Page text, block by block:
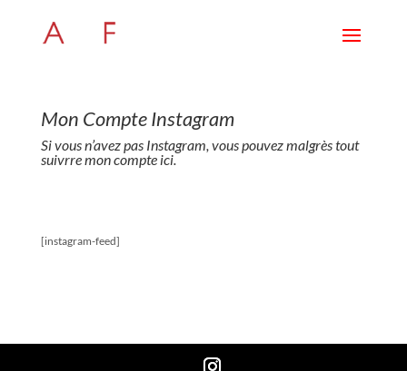
Mon Compte Instagram
Si vous n’avez pas Instagram, vous pouvez malgrès tout
suivrre mon compte ici.
[instagram-feed]